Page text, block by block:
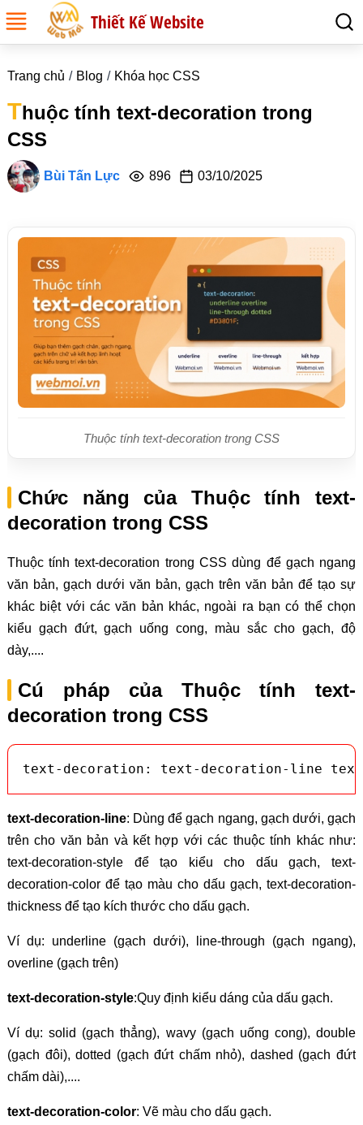
Thiết Kế Website
Trang chủ Blog Khóa học CSS
Thuộc tính text-decoration trong
CSS
Bùi Tấn Lực 896 03/10/2025
Thuộc tính text-decoration trong CSS
Chức năng của Thuộc tính text-
decoration trong CSS
Thuộc tính text-decoration trong CSS dùng để gạch ngang
văn bản, gạch dưới văn bản, gạch trên văn bản để tạo sự
khác biệt với các văn bản khác, ngoài ra bạn có thể chọn
kiểu gạch đứt, gạch uống cong, màu sắc cho gạch, độ
dày,....
Cú pháp của Thuộc tính text-
decoration trong CSS
text-decoration: text-decoration-line
text-decoration-line: Dùng để gạch ngang, gạch dưới, gạch
trên cho văn bản và kết hợp với các thuộc tính khác như:
text-decoration-style để tạo kiểu cho dấu gạch, text-
decoration-color để tạo màu cho dấu gạch, text-decoration-
thickness để tạo kích thước cho dấu gạch.
Ví dụ: underline (gạch dưới), line-through (gạch ngang),
overline (gạch trên)
text-decoration-style:Quy định kiểu dáng của dấu gạch.
Ví dụ: solid (gạch thẳng), wavy (gạch uống cong), double
(gạch đôi), dotted (gạch đứt chấm nhỏ), dashed (gạch đứt
chấm dài),....
text-decoration-color: Vẽ màu cho dấu gạch.